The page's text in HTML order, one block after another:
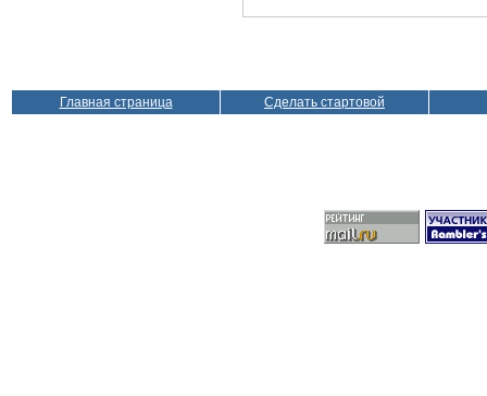
Главная страница Сделать стартовой